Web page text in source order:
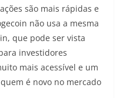
são mais rápidas e
não usa a mesma
que pode ser vista
investidores
mais acessível e um
é novo no mercado